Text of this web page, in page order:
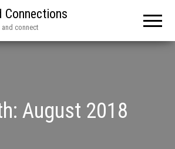
Connections
and connect
August 2018